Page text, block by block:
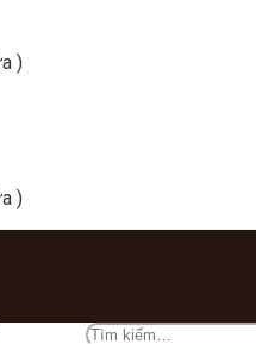
)
)